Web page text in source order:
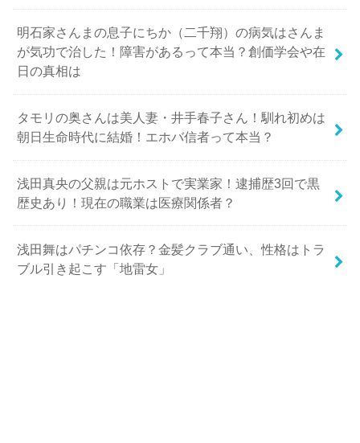
明石家さんまの息子にちか（二千翔）の病気はさんま
が気功で治した！障害があるって本当？創価学会や在
日の真相は
タモリの奥さんは美人妻・井手春子さん！馴れ初めは
朝日生命時代に結婚！エホバ信者って本当？
浅田真央の父親は元ホストで実業家！逮捕歴3回で黒
歴史あり！現在の職業は医療関係者？
浅田舞はパチンコ依存？金髪クラブ通い、性格はトラ
ブル引き起こす「地雷女」